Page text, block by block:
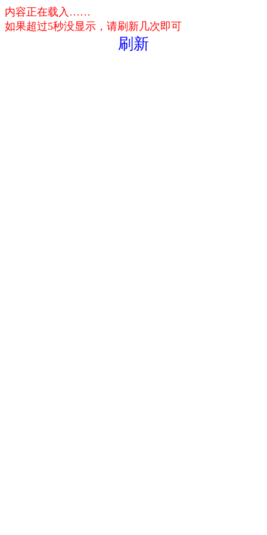
内容正在载入……
如果超过5秒没显示，请刷新几次即可
刷新